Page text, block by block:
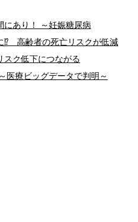
にあり！ ～妊娠糖尿病
⁉ 高齢者の死亡リスクが低減
スク低下につながる
医療ビッグデータで判明～